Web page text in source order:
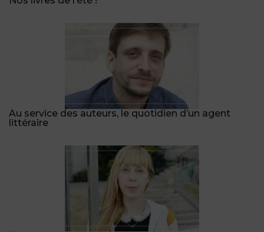
Au service des auteurs, le quotidien d’un agent
littéraire